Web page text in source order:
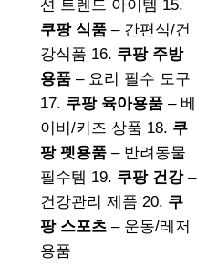
션 트렌드 아이템 15.
쿠팡 식품 – 간편식/건
강식품 16. 쿠팡 주방
용품 – 요리 필수 도구
17. 쿠팡 육아용품 – 베
이비/키즈 상품 18. 쿠
팡 펫용품 – 반려동물
필수템 19. 쿠팡 건강–
건강관리 제품 20. 쿠
팡 스포츠 – 운동/레저
용품